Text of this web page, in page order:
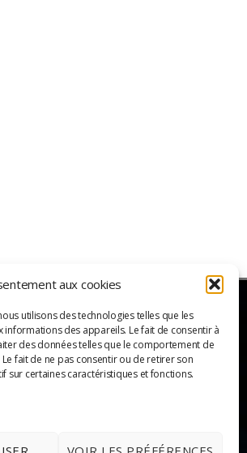
aux cookies
utilisons des technologies telles que les
des appareils. Le fait de consentir à
des données telles que le comportement de
fait de ne pas consentir ou de retirer son
sur certaines caractéristiques et fonctions.